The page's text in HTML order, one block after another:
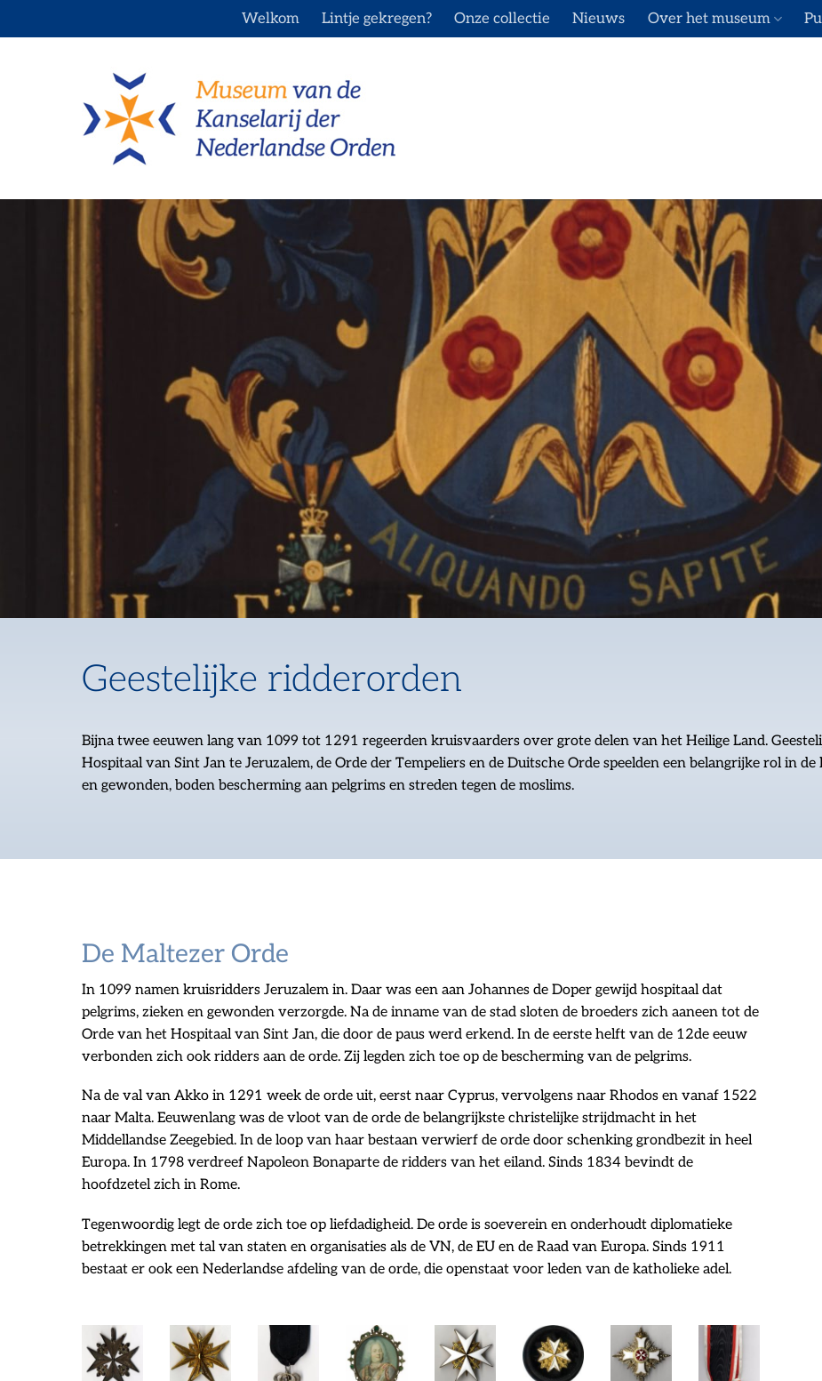
naar
Welkom Lintje gekregen? Onze collectie Nieuws Over het museum
Geestelijke ridderorden
Bijna twee eeuwen lang van 1099 tot 1291 regeerden kruisvaarders over grote delen van het Heilige Land.
Hospitaal van Sint Jan te Jeruzalem, de Orde der Tempeliers en de Duitsche Orde speelden een belangrijke rol in
en gewonden, boden bescherming aan pelgrims en streden tegen de moslims.
De Maltezer Orde
In 1099 namen kruisridders Jeruzalem in. Daar was een aan Johannes de Doper gewijd hospitaal dat
pelgrims, zieken en gewonden verzorgde. Na de inname van de stad sloten de broeders zich aaneen tot de
Orde van het Hospitaal van Sint Jan, die door de paus werd erkend. In de eerste helft van de 12de eeuw
verbonden zich ook ridders aan de orde. Zij legden zich toe op de bescherming van de pelgrims.
Na de val van Akko in 1291 week de orde uit, eerst naar Cyprus, vervolgens naar Rhodos en vanaf 1522
naar Malta. Eeuwenlang was de vloot van de orde de belangrijkste christelijke strijdmacht in het
Middellandse Zeegebied. In de loop van haar bestaan verwierf de orde door schenking grondbezit in heel
Europa. In 1798 verdreef Napoleon Bonaparte de ridders van het eiland. Sinds 1834 bevindt de
hoofdzetel zich in Rome.
Tegenwoordig legt de orde zich toe op liefdadigheid. De orde is soeverein en onderhoudt diplomatieke
betrekkingen met tal van staten en organisaties als de VN, de EU en de Raad van Europa. Sinds 1911
bestaat er ook een Nederlandse afdeling van de orde, die openstaat voor leden van de katholieke adel.